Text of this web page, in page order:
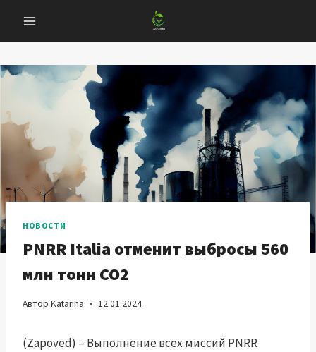
содержанию
НОВОСТИ
PNRR Italia отменит выбросы 560
млн тонн CO2
Автор Katarina 12.01.2024
(Zapoved) – Выполнение всех миссий PNRR